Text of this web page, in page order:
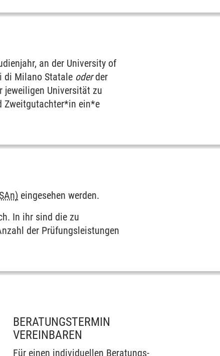
an der University of
di Milano Statale oderder
jeweiligen Univer­sität zu
Zweit­gut­achter*in ein*e
eingesehen werden.
In ihr sind die zu
der Prüfungs­leistungen
BERATUNGSTERMIN
VEREINBAREN
Für einen individuellen Beratungs­